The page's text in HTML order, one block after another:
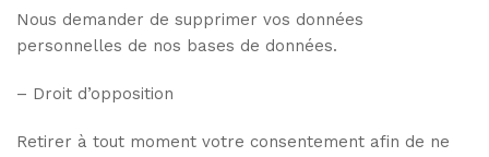
Nous demander de supprimer vos données
personnelles de nos bases de données.
– Droit d’opposition
Retirer à tout moment votre consentement afin de ne